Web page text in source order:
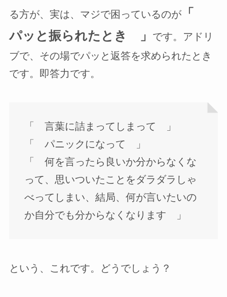
る方が、実は、マジで困っているのが「
パッと振られたとき 」
です。アドリ
ブで、その場でパッと返答を求められたとき
です。即答力です。
「 言葉に詰まってしまって 」
「 パニックになって 」
「 何を言ったら良いか分からなくな
って、思いついたことをダラダラしゃ
べってしまい、結局、何が言いたいの
か自分でも分からなくなります 」
という、これです。どうでしょう？